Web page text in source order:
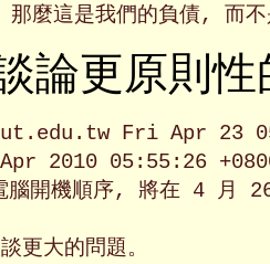
論更原則性
Fri Apr 23
2010 05:55:26
開機順序, 將在 4 月 26
更大的問題。